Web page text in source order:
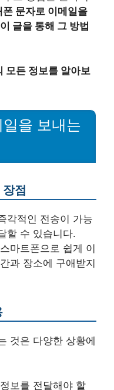
폰 문자로 이메일을
글을 통해 그 방법
모든 정보를 알아보
을 보내는
점
각적인 전송이 가능
할 수 있습니다.
마트폰으로 쉽게 이
과 장소에 구애받지
것은 다양한 상황에
보를 전달해야 할